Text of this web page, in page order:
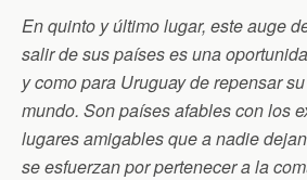
En quinto y último lugar, este auge
salir de sus países es una
y como para Uruguay de repensar
mundo. Son países afables con los
lugares amigables que a nadie
se esfuerzan por pertenecer a la